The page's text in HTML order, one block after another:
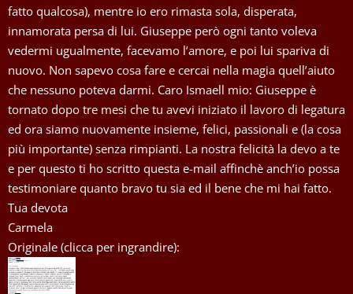
fatto qualcosa), mentre io ero rimasta sola, disperata,
innamorata persa di lui. Giuseppe però ogni tanto voleva
vedermi ugualmente, facevamo l’amore, e poi lui spariva di
nuovo. Non sapevo cosa fare e cercai nella magia quell’aiuto
che nessuno poteva darmi. Caro Ismaell mio: Giuseppe è
tornato dopo tre mesi che tu avevi iniziato il lavoro di legatura
ed ora siamo nuovamente insieme, felici, passionali e (la cosa
più importante) senza rimpianti. La nostra felicità la devo a te
e per questo ti ho scritto questa e-mail affinchè anch’io possa
testimoniare quanto bravo tu sia ed il bene che mi hai fatto.
Tua devota
Carmela
Originale (clicca per ingrandire):